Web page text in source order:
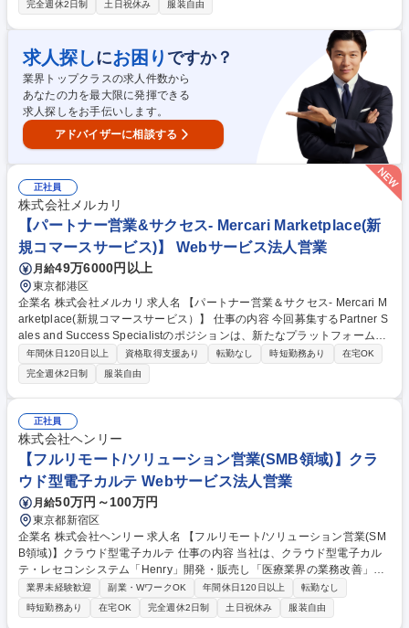
開拓営業（直販）およびアライアンス交渉 ■大手企業（Enterprise）に対
する、メルペイ利用促進の施策立案 ■メンバー（メンバー6名~10名程度を
想定）のマネジメント、育成、目標設定および評価 ■プロダクト部門やマ
ーケティング部門と連携した、グループ横断的なアライアンス・加盟店Gr
owth施策の立案・推進 ■契約締結および契約条件の整理・クロージング業
務 募集職種 【シニアセールスマネージャー - Merpay】スマホ決済サービ
ス「メルペイ」
完全週休2日制
土日祝休み 服装自由
求人探しにお困り ですか？
業界トップクラスの求人件数から
あなたの力を最大限に発揮できる
求人探しをお手伝いします。
アドバイザーに相談する
正社員
株式会社メルカリ
【パートナー営業&サクセス- Mercari Marketplace(新
規コマースサービス)】 Webサービス法人営業
月給49万6000円以上
東京都港区
企業名 株式会社メルカリ 求人名 【パートナー営業＆サクセス- Mercari M
arketplace(新規コマースサービス）】 仕事の内容 今回募集するPartner S
ales and Success Specialistのポジションは、新たなプラットフォームの
出品者を最大化するとともに、利用促進に向けた交渉・契約合意やプロジ
ェクト管理を担っていただきます。 ■出品者への架電などによる営業活動
■出品後の販促導入提案、売上拡大コンサルティング ■目標達成のための
営業状況管理 ■クロージングサポートなどパートナー経由の営業支援 ■プ
ロダクト、マーケティング、カスタマーサポートなど、メルカリグループ
を横断した様々な関係者と協働した事業の推進、および成果創出に向けた
プロジェクトマネジメント 募集職種 【パートナー営業＆サクセス- Merca
ri Marketplace(新規コマースサービス）】
年間休日120日以上 資格取得支援あり 転勤なし 時短勤務あり
在宅OK
完全週休2日制
服装自由
正社員
株式会社ヘンリー
【フルリモート/ソリューション営業(SMB領域)】クラ
ウド型電子カルテ Webサービス法人営業
月給50万円～100万円
東京都新宿区
企業名 株式会社ヘンリー 求人名 【フルリモート/ソリューション営業(SM
B領域)】クラウド型電子カルテ 仕事の内容 当社は、クラウド型電子カル
テ・レセコンシステム「Henry」開発・販売し「医療業界の業務改善」に
取り組んでいます。そんな当社にて、中小病院向けの新規開拓営業をご担
当いただきます。 インバウンドリードを中心に、病院の経営課題を特定
し、IT導入による業務改善や経営ビジョンの実現に向けたソリューション
業界未経験歓迎 副業・WワークOK 年間休日120日以上
転勤なし
時短勤務あり
在宅OK 完全週休2日制 土日祝休み 服装自由